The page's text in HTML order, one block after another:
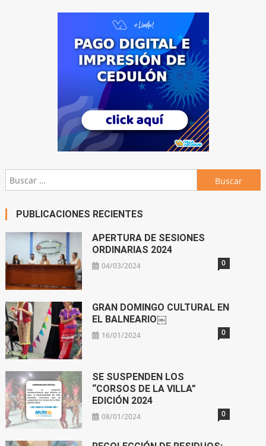
Buscar:
PUBLICACIONES RECIENTES
APERTURA DE SESIONES
ORDINARIAS 2024
04/03/2024 0
GRAN DOMINGO CULTURAL EN
EL BALNEARIO￼
16/01/2024 0
SE SUSPENDEN LOS
“CORSOS DE LA VILLA”
EDICIÓN 2024
08/01/2024 0